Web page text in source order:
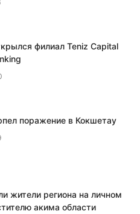
филиал Teniz Capital
поражение в Кокшетау
жители региона на личном
акима области